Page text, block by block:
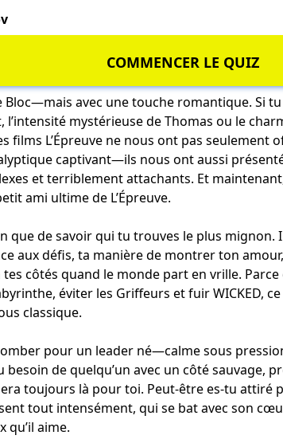
COMMENCER LE QUIZ
Bloc—mais avec une touche romantique. Si
l’intensité mystérieuse de Thomas ou le
films L’Épreuve ne nous ont pas seulement
captivant—ils nous ont aussi
et terriblement attachants. Et
ami ultime de L’Épreuve.
que de savoir qui tu trouves le plus
aux défis, ta manière de montrer ton
côtés quand le monde part en vrille.
éviter les Griffeurs et fuir WICKED,
classique.
pour un leader né—calme sous
besoin de quelqu’un avec un côté sauvage,
toujours là pour toi. Peut-être es-tu attiré
tout intensément, qui se bat avec son
qu’il aime.